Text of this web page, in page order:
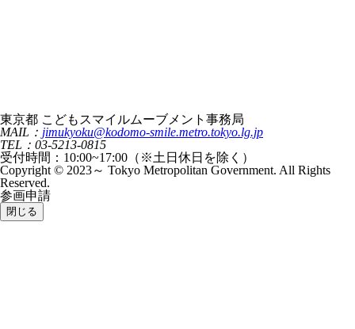
東京都 こどもスマイルムーブメント事務局
MAIL： jimukyoku@kodomo-smile.metro.tokyo.lg.jp
TEL：03-5213-0815
受付時間：10:00~17:00（※土日休日を除く）
Copyright © 2023～ Tokyo Metropolitan Government. All Rights
Reserved.
参画申請
閉じる